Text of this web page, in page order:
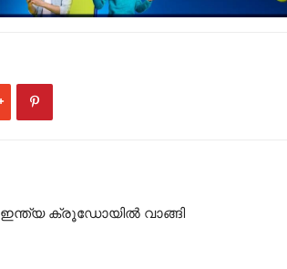
ഇന്ത്യ ക്രൂഡോയിൽ വാങ്ങി